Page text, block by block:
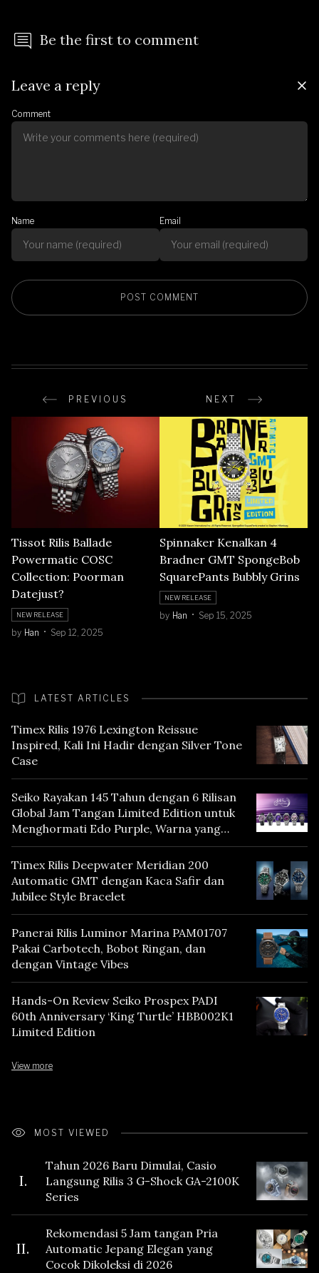
Be the first to comment
Leave a reply
Comment
Name Email
PREVIOUS NEXT
Tissot Rilis Ballade
Powermatic COSC
Collection: Poorman
Datejust?
NEW RELEASE
by Han Sep 12, 2025
Spinnaker Kenalkan 4
Bradner GMT SpongeBob
SquarePants Bubbly Grins
NEW RELEASE
by Han Sep 15, 2025
LATEST ARTICLES
Timex Rilis 1976 Lexington Reissue
Inspired, Kali Ini Hadir dengan Silver Tone
Case
Seiko Rayakan 145 Tahun dengan 6 Rilisan
Global Jam Tangan Limited Edition untuk
Menghormati Edo Purple, Warna yang
Mencerminkan Warisan Tokyo
Timex Rilis Deepwater Meridian 200
Automatic GMT dengan Kaca Safir dan
Jubilee Style Bracelet
Panerai Rilis Luminor Marina PAM01707
Pakai Carbotech, Bobot Ringan, dan
dengan Vintage Vibes
Hands-On Review Seiko Prospex PADI
60th Anniversary ‘King Turtle’ HBB002K1
Limited Edition
View more
MOST VIEWED
I.
Tahun 2026 Baru Dimulai, Casio
Langsung Rilis 3 G-Shock GA-2100K
Series
II.
Rekomendasi 5 Jam tangan Pria
Automatic Jepang Elegan yang
Cocok Dikoleksi di 2026